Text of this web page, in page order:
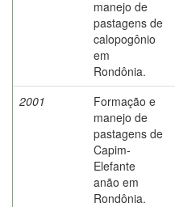
manejo de
pastagens de
calopogônio
em
Rondônia.
2001
Formação e
manejo de
pastagens de
Capim-
Elefante
anão em
Rondônia.